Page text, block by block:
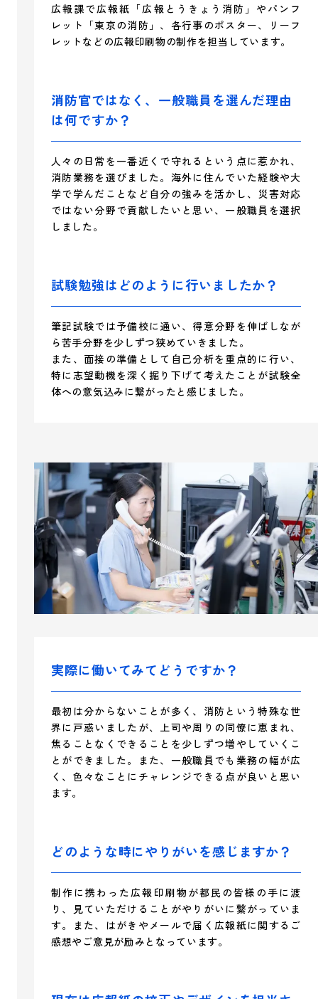
広報課で広報紙「広報とうきょう消防」やパンフ
レット「東京の消防」、各行事のポスター、リーフ
レットなどの広報印刷物の制作を担当しています。
消防官ではなく、一般職員を選んだ理由
は何ですか？
人々の日常を一番近くで守れるという点に惹かれ、
消防業務を選びました。海外に住んでいた経験や大
学で学んだことなど自分の強みを活かし、災害対応
ではない分野で貢献したいと思い、一般職員を選択
しました。
試験勉強はどのように行いましたか？
筆記試験では予備校に通い、得意分野を伸ばしなが
ら苦手分野を少しずつ狭めていきました。
また、面接の準備として自己分析を重点的に行い、
特に志望動機を深く掘り下げて考えたことが試験全
体への意気込みに繋がったと感じました。
実際に働いてみてどうですか？
最初は分からないことが多く、消防という特殊な世
界に戸惑いましたが、上司や周りの同僚に恵まれ、
焦ることなくできることを少しずつ増やしていくこ
とができました。また、一般職員でも業務の幅が広
く、色々なことにチャレンジできる点が良いと思い
ます。
どのような時にやりがいを感じますか？
制作に携わった広報印刷物が都民の皆様の手に渡
り、見ていただけることがやりがいに繋がっていま
す。また、はがきやメールで届く広報紙に関するご
感想やご意見が励みとなっています。